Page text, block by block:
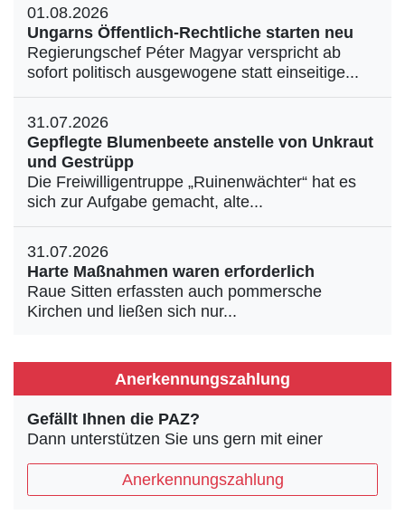
01.08.2026
Ungarns Öffentlich-Rechtliche starten neu
Regierungschef Péter Magyar verspricht ab
sofort politisch ausgewogene statt einseitige...
31.07.2026
Gepflegte Blumenbeete anstelle von Unkraut
und Gestrüpp
Die Freiwilligentruppe „Ruinenwächter“ hat es
sich zur Aufgabe gemacht, alte...
31.07.2026
Harte Maßnahmen waren erforderlich
Raue Sitten erfassten auch pommersche
Kirchen und ließen sich nur...
Anerkennungszahlung
Gefällt Ihnen die PAZ?
Dann unterstützen Sie uns gern mit einer
Anerkennungszahlung